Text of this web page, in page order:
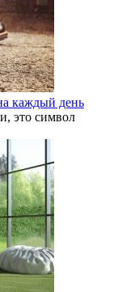
каждый день
это символ